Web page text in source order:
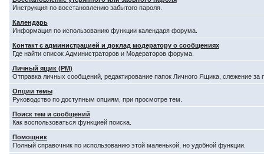
Инструкция по восстановлению забытого пароля.
Календарь
Информация по использованию функции календаря форума.
Контакт с администрацией и доклад модератору о сообщениях
Где найти список Администраторов и Модераторов форума.
Личный ящик (PM)
Отправка личных сообщений, редактирование папок Личного Ящика, слежение
Опции темы
Руководство по доступным опциям, при просмотре тем.
Поиск тем и сообщений
Как воспользоваться функцией поиска.
Помощник
Полный справочник по использованию этой маленькой, но удобной функции.